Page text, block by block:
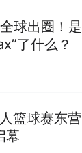
球出圈！是
了什么？
篮球赛东营
幕